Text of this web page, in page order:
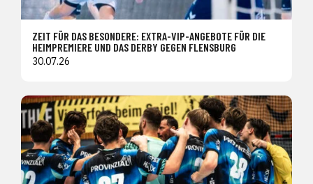
ZEIT FÜR DAS BESONDERE: EXTRA-VIP-ANGEBOTE FÜR DIE
HEIMPREMIERE UND DAS DERBY GEGEN FLENSBURG
30.07.26